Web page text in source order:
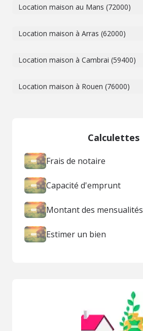
Location maison au Mans (72000)
Location maison à Arras (62000)
Location maison à Cambrai (59400)
Location maison à Rouen (76000)
Calculettes
Frais de notaire
Capacité d'emprunt
Montant des mensualités
Estimer un bien